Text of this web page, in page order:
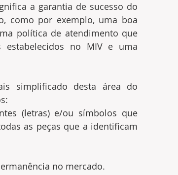
a garantia de sucesso do
como por exemplo, uma boa
política de atendimento que
estabelecidos no MIV e uma
simplificado desta área do
(letras) e/ou símbolos que
as peças que a identificam
no mercado.